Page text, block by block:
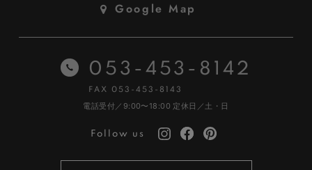
Google Map
053-453-8142
FAX 053-453-8143
電話受付／9:00〜18:00 定休日／土・日
Follow us